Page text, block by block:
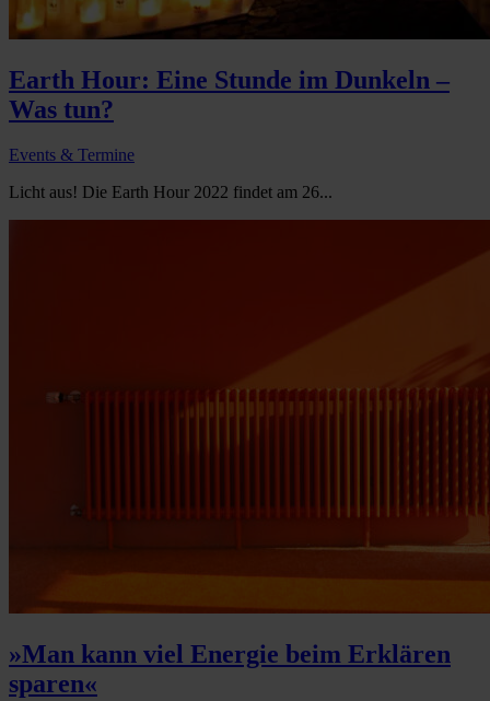
Earth Hour: Eine Stunde im Dunkeln –
Was tun?
Events & Termine
Licht aus! Die Earth Hour 2022 findet am 26...
»Man kann viel Energie beim Erklären
sparen«